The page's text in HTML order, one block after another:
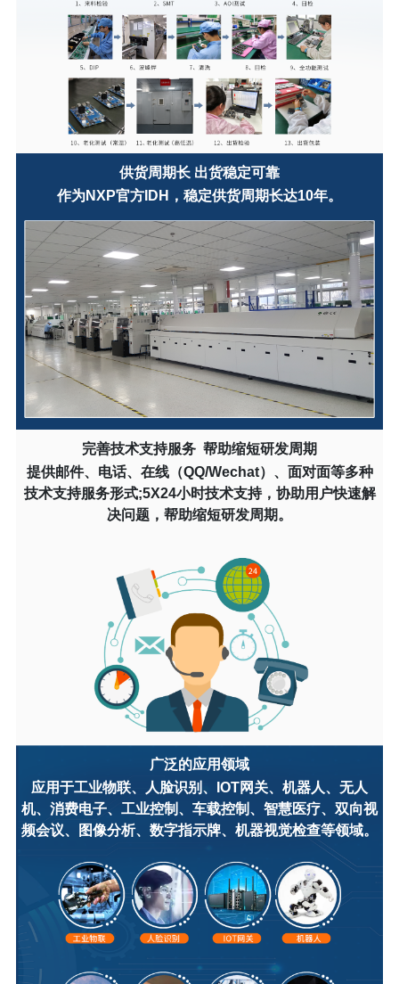
供货周期长 出货稳定可靠
作为NXP官方IDH，稳定供货周期长达10年。
完善技术支持服务 帮助缩短研发周期
提供邮件、电话、在线（QQ/Wechat）、面对面等多种
技术支持服务形式;5X24小时技术支持，协助用户快速解
决问题，帮助缩短研发周期。
广泛的应用领域
应用于工业物联、人脸识别、IOT网关、机器人、无人
机、消费电子、工业控制、车载控制、智慧医疗、双向视
频会议、图像分析、数字指示牌、机器视觉检查等领域。